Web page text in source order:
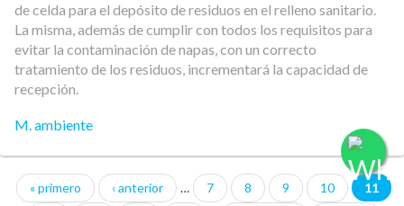
de celda para el depósito de residuos en el relleno sanitario.
La misma, además de cumplir con todos los requisitos para
evitar la contaminación de napas, con un correcto
tratamiento de los residuos, incrementará la capacidad de
recepción.
M. ambiente
« primero ‹ anterior … 7 8 9 10 11